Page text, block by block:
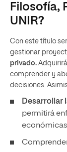
Filosofía,
UNIR?
Con este título
gestionar
privado.
comprender y
decisiones.
Desarrollar
permitirá